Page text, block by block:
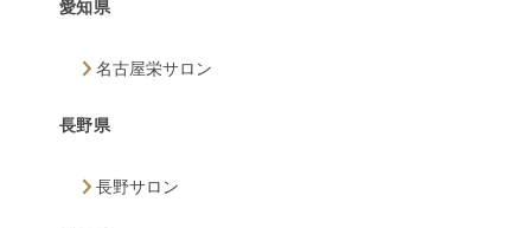
愛知県
名古屋栄サロン
長野県
長野サロン